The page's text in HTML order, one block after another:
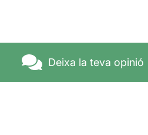
Deixa la teva opinió